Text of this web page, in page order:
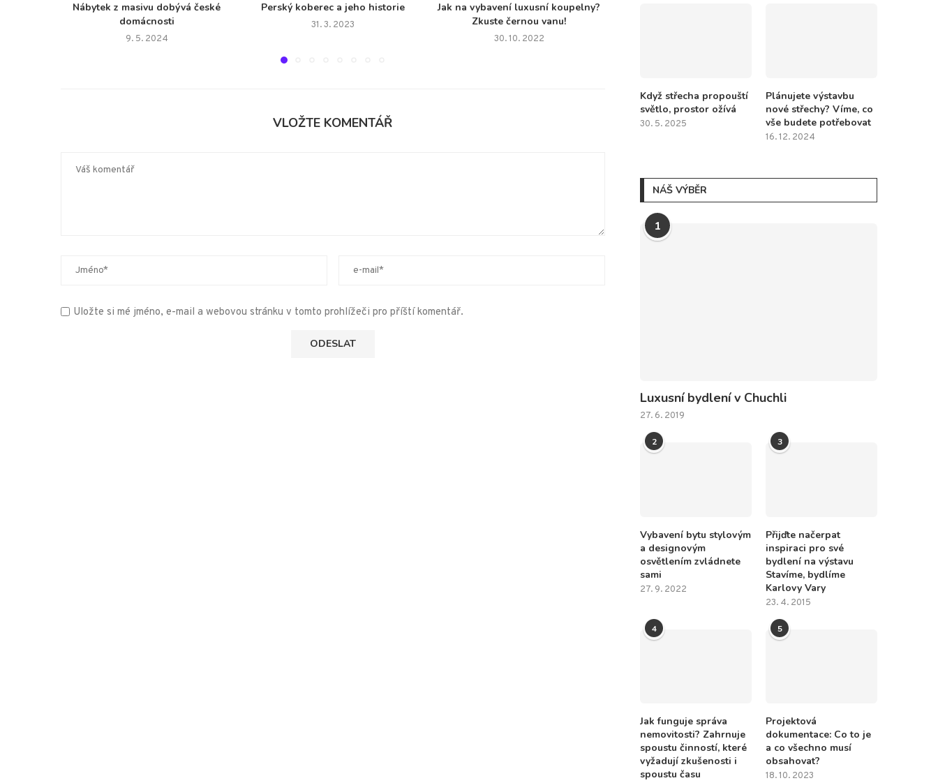
Nábytek z masivu dobývá české
domácnosti
9. 5. 2024
Perský koberec a jeho historie
31. 3. 2023
Jak na vybavení luxusní koupelny?
Zkuste černou vanu!
30. 10. 2022
VLOŽTE KOMENTÁŘ
Uložte si mé jméno, e-mail a webovou stránku v tomto prohlížeči pro příští komentář.
Když střecha propouští
světlo, prostor ožívá
30. 5. 2025
Plánujete výstavbu
nové střechy? Víme, co
vše budete potřebovat
16. 12. 2024
NÁŠ VÝBĚR
1
Luxusní bydlení v Chuchli
27. 6. 2019
2
Vybavení bytu stylovým
a designovým
osvětlením zvládnete
sami
27. 9. 2022
3
Přijďte načerpat
inspiraci pro své
bydlení na výstavu
Stavíme, bydlíme
Karlovy Vary
23. 4. 2015
4
Jak funguje správa
nemovitosti? Zahrnuje
spoustu činností, které
vyžadují zkušenosti i
spoustu času
5
Projektová
dokumentace: Co to je
a co všechno musí
obsahovat?
18. 10. 2023